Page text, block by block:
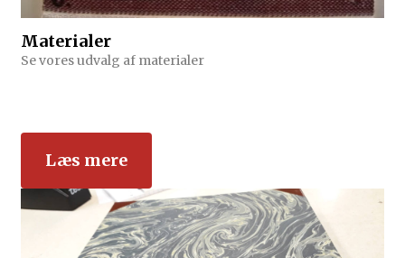
Materialer
Se vores udvalg af materialer
Læs mere